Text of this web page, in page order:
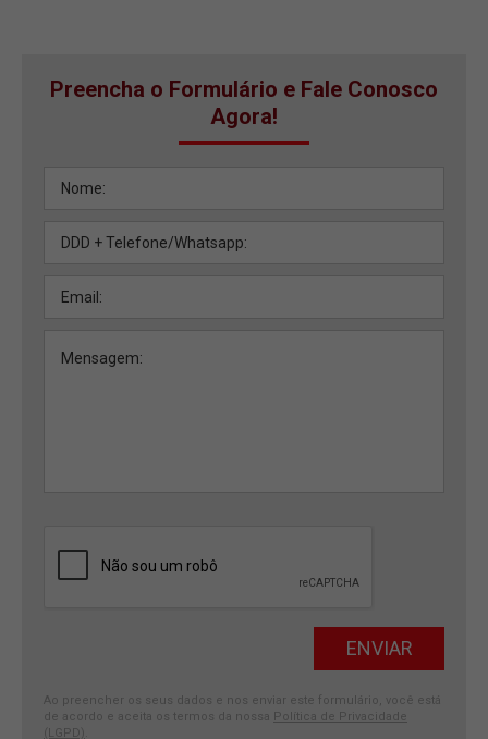
Preencha o Formulário e Fale Conosco
Agora!
Ao preencher os seus dados e nos enviar este formulário, você está
de acordo e aceita os termos da nossa Política de Privacidade
(LGPD)